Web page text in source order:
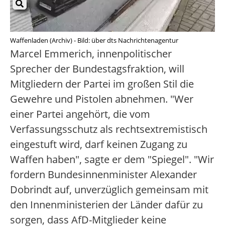
Waffenladen (Archiv) - Bild: über dts Nachrichtenagentur
Marcel Emmerich, innenpolitischer
Sprecher der Bundestagsfraktion, will
Mitgliedern der Partei im großen Stil die
Gewehre und Pistolen abnehmen. "Wer
einer Partei angehört, die vom
Verfassungsschutz als rechtsextremistisch
eingestuft wird, darf keinen Zugang zu
Waffen haben", sagte er dem "Spiegel". "Wir
fordern Bundesinnenminister Alexander
Dobrindt auf, unverzüglich gemeinsam mit
den Innenministerien der Länder dafür zu
sorgen, dass AfD-Mitglieder keine